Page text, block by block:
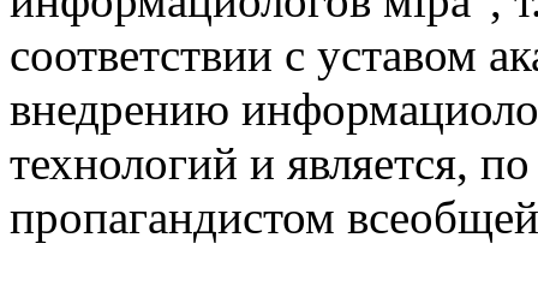
соответствии с уставом
внедрению
технологий и является,
пропагандистом